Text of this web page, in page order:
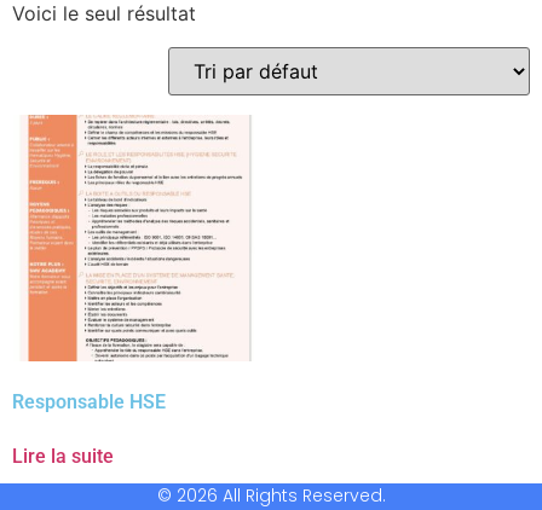
Voici le seul résultat
Responsable HSE
Lire la suite
© 2026 All Rights Reserved.